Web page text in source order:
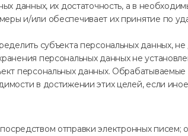
данных, их достаточность, а в
и/или обеспечивает их принятие по
субъекта персональных данных,
персональных данных не
персональных данных.
в достижении этих целей, если
отправки электронных писем;